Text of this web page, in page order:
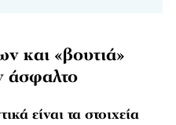
και «βουτιά»
άσφαλτο
είναι τα στοιχεία